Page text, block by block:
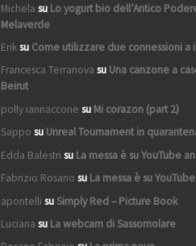
Michela su Lo yogurt bio dell’Antico
Melaverde
Eriksu Come utilizzare due connessioni a
Francesca Terranova su Una canzone a
Beirut
polly iannaccone su Mi corazon (part 2)
Sappo su Unreal Tournament in
Edda Balestri su La messa è su YouTube
Fabrizio Rosano su La messa è su
apontelli suSimply Red – Picture Book
Luciana su La webcam di Sassomolare